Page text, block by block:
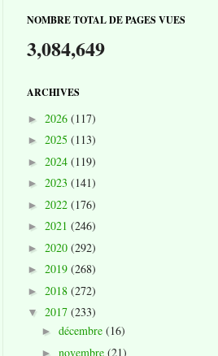
NOMBRE TOTAL DE PAGES VUES
3,084,649
ARCHIVES
► 2026 (117)
► 2025 (113)
► 2024 (119)
► 2023 (141)
► 2022 (176)
► 2021 (246)
► 2020 (292)
► 2019 (268)
► 2018 (272)
▼ 2017 (233)
► décembre (16)
► novembre (21)